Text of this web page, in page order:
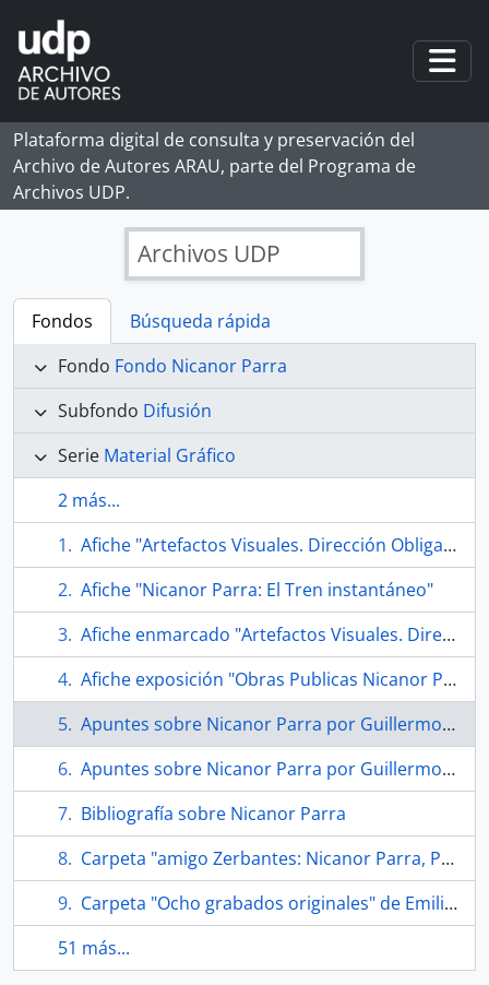
Skip to main content
Plataforma digital de consulta y preservación del
Archivo de Autores ARAU, parte del Programa de
Archivos UDP.
Archivos UDP
Fondos
Búsqueda rápida
Fondo Fondo Nicanor Parra
Subfondo Difusión
Serie Material Gráfico
2 más...
Afiche "Artefactos Visuales. Dirección Obligada"
Afiche "Nicanor Parra: El Tren instantáneo"
Afiche enmarcado "Artefactos Visuales. Dirección Obligada"
Afiche exposición "Obras Publicas Nicanor Parra 2006"
Apuntes sobre Nicanor Parra por Guillermo García
Apuntes sobre Nicanor Parra por Guillermo García
Bibliografía sobre Nicanor Parra
Carpeta "amigo Zerbantes: Nicanor Parra, Premio Cervantes. Antipoemas, artefcatos & algo +"
Carpeta "Ocho grabados originales" de Emilio Ellena
51 más...